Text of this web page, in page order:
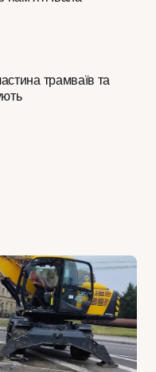
трамваїв та